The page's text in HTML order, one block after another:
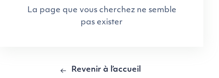
La page que vous cherchez ne semble
pas exister
Revenir à l’accueil